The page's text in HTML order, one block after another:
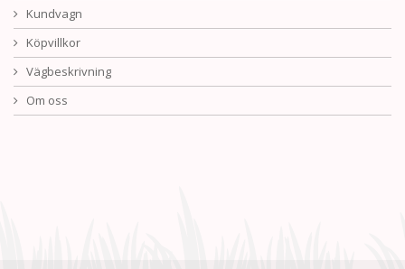
Kundvagn
Köpvillkor
Vägbeskrivning
Om oss